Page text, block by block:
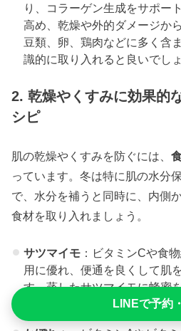
り、コラーゲン生成をサポー
高め、乾燥や外的ダメージか
豆類、卵、鶏肉などに多く含
識的に取り入れると良いでしょ
2. 乾燥やくすみに効果的
シピ
肌の乾燥やくすみを防ぐには、
っています。冬は特に肌の水分
で、水分を補うと同時に、内側
食材を取り入れましょう。
サツマイモ：ビタミンCや食
用に優れ、便通を良くして肌
す。蒸したサツマイモに蜂蜜
トポテト風おやつにするのも
LINEで予約